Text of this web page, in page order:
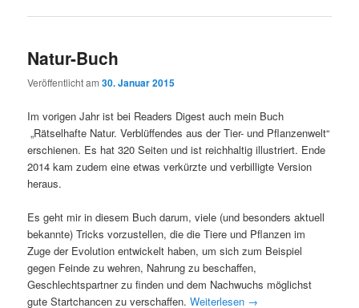
Natur-Buch
Veröffentlicht am30. Januar 2015
Im vorigen Jahr ist bei Readers Digest auch mein Buch
„Rätselhafte Natur. Verblüffendes aus der Tier- und Pflanzenwelt“
erschienen. Es hat 320 Seiten und ist reichhaltig illustriert. Ende
2014 kam zudem eine etwas verkürzte und verbilligte Version
heraus.
Es geht mir in diesem Buch darum, viele (und besonders aktuell
bekannte) Tricks vorzustellen, die die Tiere und Pflanzen im
Zuge der Evolution entwickelt haben, um sich zum Beispiel
gegen Feinde zu wehren, Nahrung zu beschaffen,
Geschlechtspartner zu finden und dem Nachwuchs möglichst
gute Startchancen zu verschaffen.Weiterlesen →